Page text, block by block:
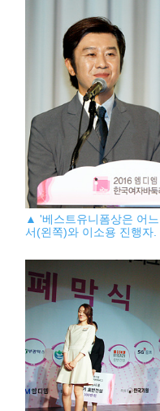
▲ '베스트유니폼상은 어
서(왼쪽)와 이소용 진행자.